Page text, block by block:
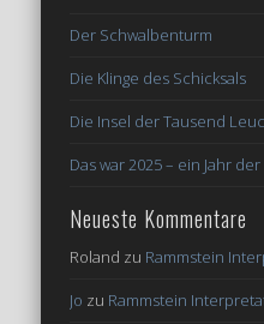
Der Schwalbenturm
Die Klinge des Schicksals
Die Insel der Tausend
Das war 2025 – ein Jahr
Neueste Kommentare
Roland zu Rammstein
Jo zu Rammstein